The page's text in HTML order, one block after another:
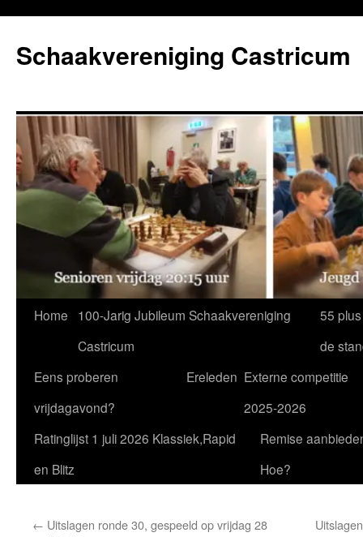
de
inhoud
Schaakvereniging Castricum
Home
100-Jarig Jubileum Schaakvereniging
Castricum
55
de
Eens proberen
vrijdagavond?
Ereleden Externe competitie
2025-2026
Ratinglijst 1 juli 2026 Klassiek,Rapid
en Blitz
Remise
Hoe?
← Uitslagen ronde 30, gespeeld op vrijdag 28